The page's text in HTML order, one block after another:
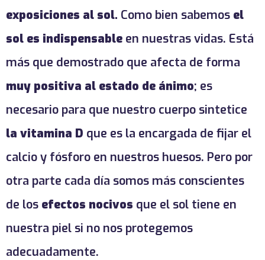
exposiciones al sol. Como bien sabemos el
sol es indispensable en nuestras vidas. Está
más que demostrado que afecta de forma
muy positiva al estado de ánimo; es
necesario para que nuestro cuerpo sintetice
la vitamina D que es la encargada de fijar el
calcio y fósforo en nuestros huesos. Pero por
otra parte cada día somos más conscientes
de los efectos nocivos que el sol tiene en
nuestra piel si no nos protegemos
adecuadamente.